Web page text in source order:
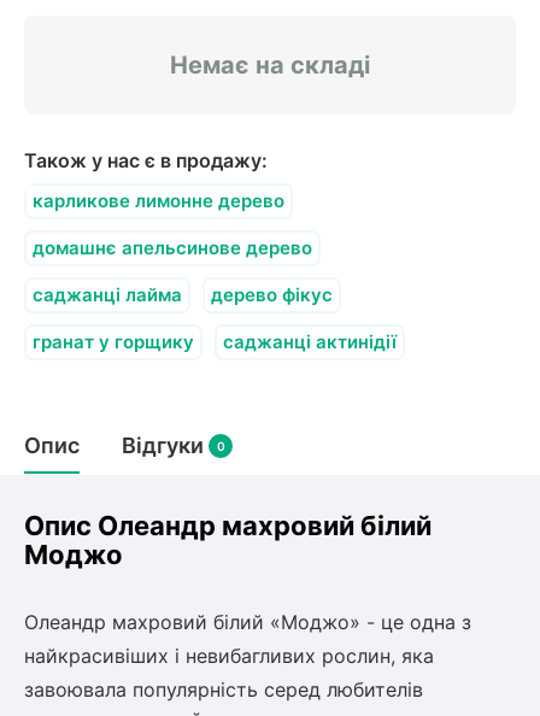
Немає на складі
Також у нас є в продажу:
карликове лимонне дерево
домашнє апельсинове дерево
саджанці лайма дерево фікус
гранат у горщику саджанці актинідії
Опис Відгуки 0
Опис Олеандр махровий білий
Моджо
Олеандр махровий білий «Моджо» - це одна з
найкрасивіших і невибагливих рослин, яка
завоювала популярність серед любителів